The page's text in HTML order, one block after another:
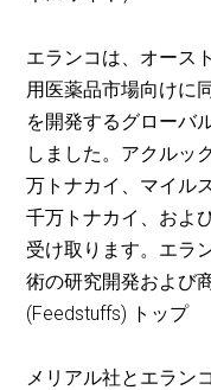
エランコは、オース
用医薬品市場向けに
を開発するグローバ
しました。アクルッ
万トナカイ、マイル
千万トナカイ、およ
受け取ります。エラ
術の研究開発および
(Feedstuffs) トップ
メリアル社とエラン